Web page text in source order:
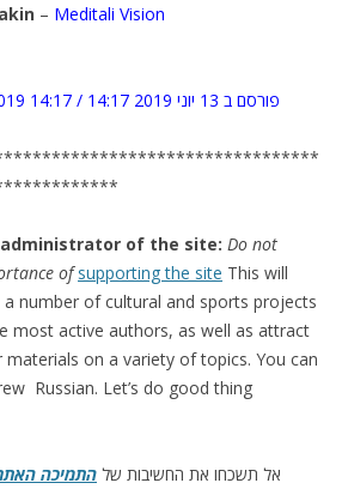
– Meditali Vision
Published June 13, 2019 14:17 / פורסם ב 13 יוני 2019 14:17
of the site: Do not
ofsupporting the site This will
number of cultural and sports projects
most active authors, as well as attract
materials on a variety of topics. You can
Russian. Let’s do good thing
אל תשכחו את החשיבות של התמיכה